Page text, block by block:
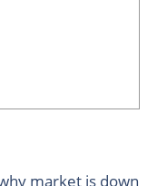
market is down